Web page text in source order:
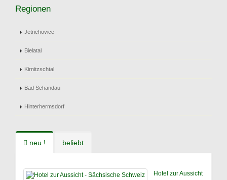
Regionen
Jetrichovice
Bielatal
Kirnitzschtal
Bad Schandau
Hinterhermsdorf
neu ! beliebt
Hotel zur Aussicht